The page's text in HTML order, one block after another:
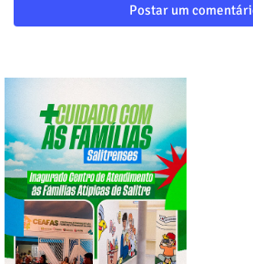
Postar um